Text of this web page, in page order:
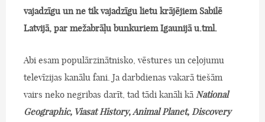
vajadzīgu un ne tik vajadzīgu lietu krājējiem Sabilē
Latvijā, par mežabrāļu bunkuriem Igaunijā u.tml.
Abi esam populārzinātnisko, vēstures un ceļojumu
televīzijas kanālu fani. Ja darbdienas vakarā tiešām
vairs neko negribas darīt, tad tādi kanāli kā National
Geographic, Viasat History, Animal Planet, Discovery